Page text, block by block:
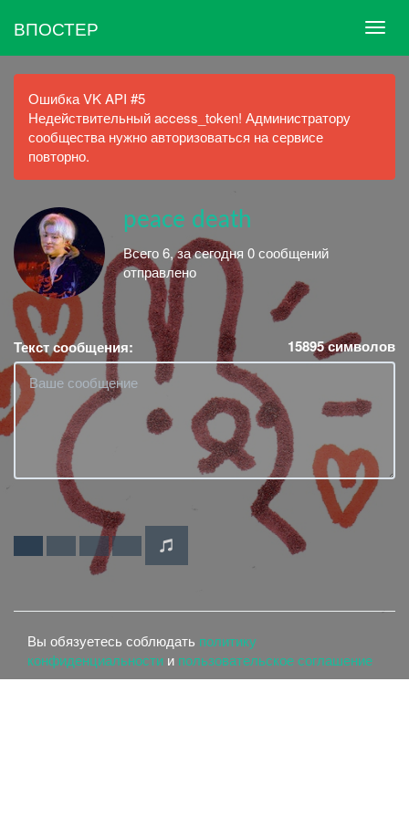
ВПОСТЕР
Ошибка VK API #5
Недействительный access_token! Администратору
сообщества нужно авторизоваться на сервисе
повторно.
peace death
Всего 6, за сегодня 0 сообщений
отправлено
Текст сообщения: 15895символов
Вы обязуетесь соблюдать политику
конфиденциальности и пользовательское соглашение